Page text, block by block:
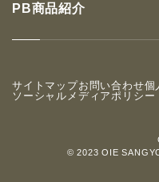
PB商品紹介
© 2023 OIE
サイトマップお問い合わせ個
ソーシャルメディアポリシー